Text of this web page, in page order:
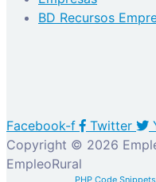
BD Recursos
Facebook-f Twitter
Copyright © 2026
EmpleoRural
PHP Code Snippets